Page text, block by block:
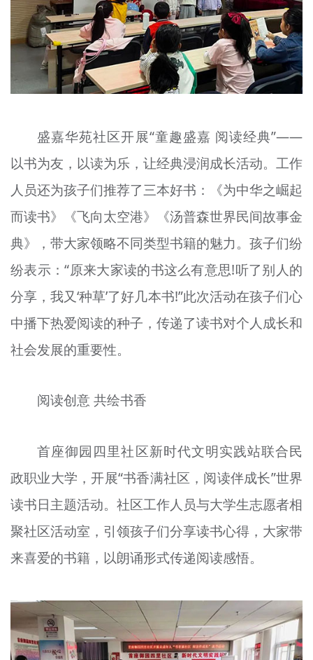
盛嘉华苑社区开展“童趣盛嘉 阅读经典”——
以书为友，以读为乐，让经典浸润成长活动。工作
人员还为孩子们推荐了三本好书：《为中华之崛起
而读书》《飞向太空港》《汤普森世界民间故事金
典》，带大家领略不同类型书籍的魅力。孩子们纷
纷表示：“原来大家读的书这么有意思!听了别人的
分享，我又‘种草’了好几本书!”此次活动在孩子们心
中播下热爱阅读的种子，传递了读书对个人成长和
社会发展的重要性。
阅读创意 共绘书香
首座御园四里社区新时代文明实践站联合民
政职业大学，开展“书香满社区，阅读伴成长”世界
读书日主题活动。社区工作人员与大学生志愿者相
聚社区活动室，引领孩子们分享读书心得，大家带
来喜爱的书籍，以朗诵形式传递阅读感悟。